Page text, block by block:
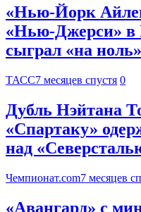
«Нью-Йорк
«Нью-Джерси»
сыграл «на ноль»
ТАСС7 месяцев спустя 0
Дубль Нэйтана
«Спартаку»
над
Чемпионат.com7 месяцев
«Авангард» с